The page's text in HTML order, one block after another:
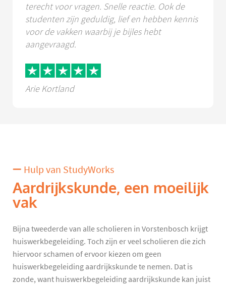
terecht voor vragen. Snelle reactie. Ook de
studenten zijn geduldig, lief en hebben kennis
voor de vakken waarbij je bijles hebt
aangevraagd.
Arie Kortland
Hulp van StudyWorks
Aardrijkskunde, een moeilijk
vak
Bijna tweederde van alle scholieren in Vorstenbosch krijgt
huiswerkbegeleiding. Toch zijn er veel scholieren die zich
hiervoor schamen of ervoor kiezen om geen
huiswerkbegeleiding aardrijkskunde te nemen. Dat is
zonde, want huiswerkbegeleiding aardrijkskunde kan juist